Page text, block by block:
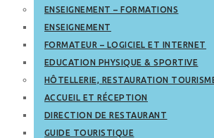
ENSEIGNEMENT – FORMATIONS
ENSEIGNEMENT
FORMATEUR – LOGICIEL ET INTERNET
EDUCATION PHYSIQUE & SPORTIVE
HÔTELLERIE, RESTAURATION
ACCUEIL ET RÉCEPTION
DIRECTION DE RESTAURANT
GUIDE TOURISTIQUE